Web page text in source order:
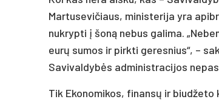
Martusevičiaus, ministerija yra
nukrypti į šoną nebus galima.
eurų sumos ir pirkti geresnius“, –
Savivaldybės administracijos
Tik Ekonomikos, finansų ir